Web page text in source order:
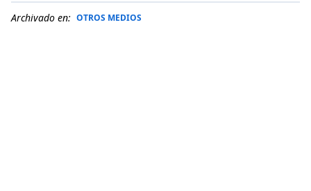
Archivado en: OTROS MEDIOS